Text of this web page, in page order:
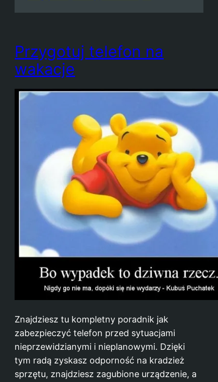
Przygotuj telefon na
wakacje
Znajdziesz tu kompletny poradnik jak
zabezpieczyć telefon przed sytuacjami
nieprzewidzianymi i nieplanowymi. Dzięki
tym radą zyskasz odporność na kradzież
sprzętu, znajdziesz zagubione urządzenie, a